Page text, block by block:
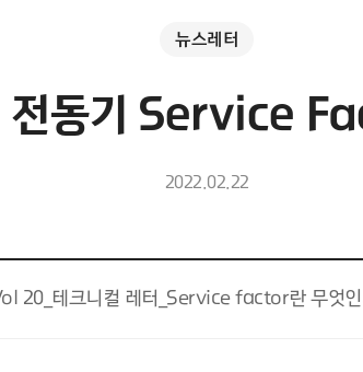
뉴스레터
동기 Service
2022.02.22
20_테크니컬 레터_Service factor란 무엇